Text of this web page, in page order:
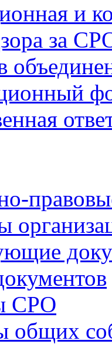
и
за
СРО
общих